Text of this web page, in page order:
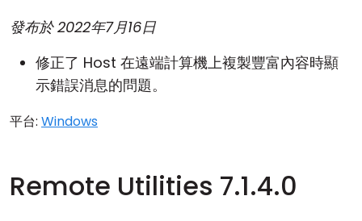
發布於2022年7月16日
修正了 Host 在遠端計算機上複製豐富內容時顯
示錯誤消息的問題。
平台: Windows
Remote Utilities 7.1.4.0